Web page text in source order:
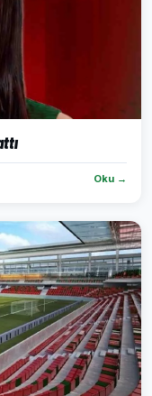
Oku →